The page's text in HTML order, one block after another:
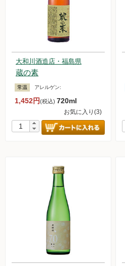
大和川酒造店・福島県
蔵の素
常温 アレルゲン:
1,452円(税込) 720ml
お気に入り(3)